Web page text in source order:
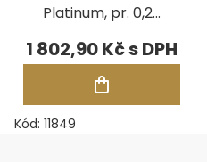
Platinum, pr. 0,25
mm, 50 cm,
Pt960C
1 802,90 Kč
Kód: 11849